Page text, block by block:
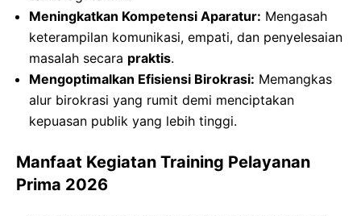
Meningkatkan Kompetensi Aparatur: Mengasah
keterampilan komunikasi, empati, dan penyelesaian
masalah secara praktis.
Mengoptimalkan Efisiensi Birokrasi: Memangkas
alur birokrasi yang rumit demi menciptakan
kepuasan publik yang lebih tinggi.
Manfaat Kegiatan Training Pelayanan
Prima 2026